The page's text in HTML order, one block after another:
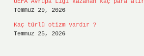
UEFA Avrupa Ligi kazanan kaç para
Temmuz 29, 2026
Kaç türlü otizm vardır ?
Temmuz 25, 2026